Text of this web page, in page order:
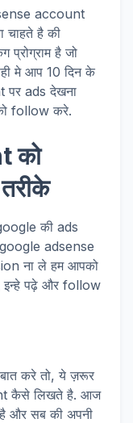
account
चाहते है की
प्रोग्राम है जो
मे आप 10 दिन के
ads देखना
follow करे.
को
की ads
adsense
ना ले हम आपको
इन्हे पढ़े और follow
करे तो, ये ज़रूर
कैसे लिखते है. आज
और सब की अपनी